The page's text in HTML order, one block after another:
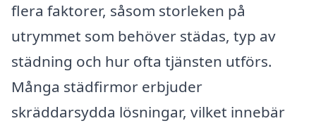
flera faktorer, såsom storleken på
utrymmet som behöver städas, typ av
städning och hur ofta tjänsten utförs.
Många städfirmor erbjuder
skräddarsydda lösningar, vilket innebär